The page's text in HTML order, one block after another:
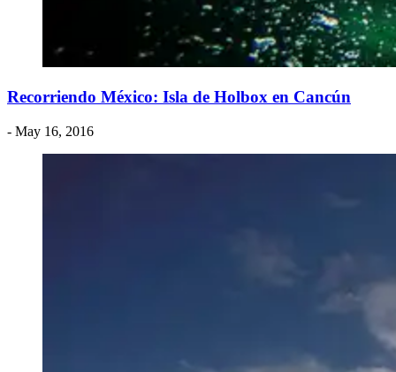
Recorriendo México: Isla de Holbox en Cancún
- May 16, 2016